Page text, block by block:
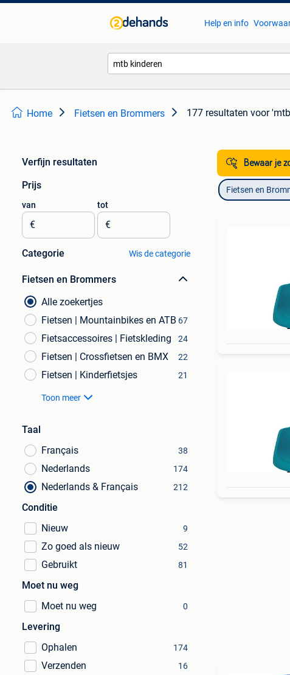
Help en info
Home Fietsen en Brommers 177 resultaten voor
Verfijn resultaten
Prijs
van
€
tot
€
Categorie Wis de categorie
Fietsen en Brommers
Alle zoekertjes
Fietsen | Mountainbikes en ATB 67
Fietsaccessoires | Fietskleding 24
Fietsen | Crossfietsen en BMX 22
Fietsen | Kinderfietsjes 21
Toon meer
Taal
Français
38
Nederlands 174
Nederlands & Français 212
Conditie
Nieuw
9
Zo goed als nieuw 52
Gebruikt 81
Moet nu weg
Moet nu weg
0
Levering
Ophalen
174
Verzenden 16
Bewaar je
Fietsen en